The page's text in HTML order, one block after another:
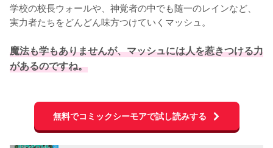
学校の校長ウォールや、神覚者の中でも随一のレインなど、
実力者たちをどんどん味方つけていくマッシュ。
魔法も学もありませんが、マッシュには人を惹きつける力
があるのですね。
無料でコミックシーモアで試し読みする